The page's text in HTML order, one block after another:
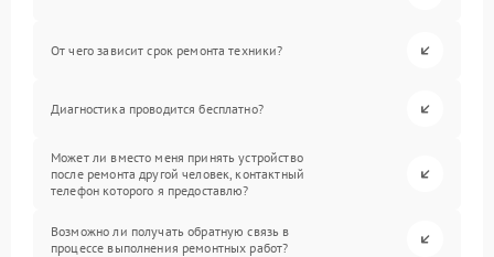
От чего зависит срок ремонта техники?
Диагностика проводится бесплатно?
Может ли вместо меня принять устройство
после ремонта другой человек, контактный
телефон которого я предоставлю?
Возможно ли получать обратную связь в
процессе выполнения ремонтных работ?